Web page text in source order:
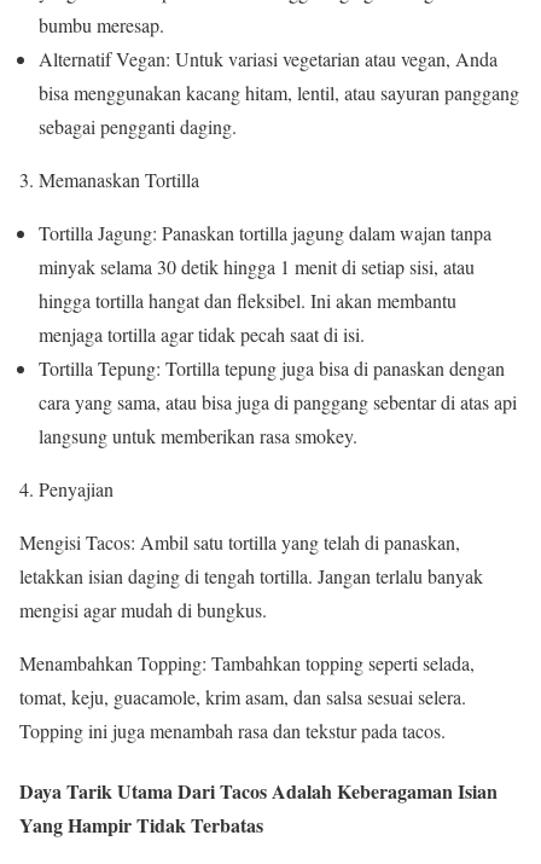
bumbu meresap.
Alternatif Vegan: Untuk variasi vegetarian atau vegan, Anda
bisa menggunakan kacang hitam, lentil, atau sayuran panggang
sebagai pengganti daging.
3. Memanaskan Tortilla
Tortilla Jagung: Panaskan tortilla jagung dalam wajan tanpa
minyak selama 30 detik hingga 1 menit di setiap sisi, atau
hingga tortilla hangat dan fleksibel. Ini akan membantu
menjaga tortilla agar tidak pecah saat di isi.
Tortilla Tepung: Tortilla tepung juga bisa di panaskan dengan
cara yang sama, atau bisa juga di panggang sebentar di atas api
langsung untuk memberikan rasa smokey.
4. Penyajian
Mengisi Tacos: Ambil satu tortilla yang telah di panaskan,
letakkan isian daging di tengah tortilla. Jangan terlalu banyak
mengisi agar mudah di bungkus.
Menambahkan Topping: Tambahkan topping seperti selada,
tomat, keju, guacamole, krim asam, dan salsa sesuai selera.
Topping ini juga menambah rasa dan tekstur pada tacos.
Daya Tarik Utama Dari Tacos Adalah Keberagaman Isian
Yang Hampir Tidak Terbatas